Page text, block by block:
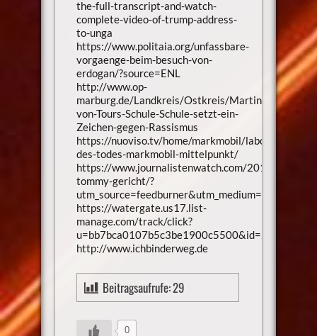
the-full-transcript-and-watch-
complete-video-of-trump-address-
to-unga
https://www.politaia.org/unfassbare-
vorgaenge-beim-besuch-von-
erdogan/?source=ENL
http://www.op-
marburg.de/Landkreis/Ostkreis/Martin-
von-Tours-Schule-Schule-setzt-ein-
Zeichen-gegen-Rassismus
https://nuoviso.tv/home/markmobil/labor-
des-todes-markmobil-mittelpunkt/
https://www.journalistenwatch.com/2018/09/27/
tommy-gericht/?
https://watergate.us17.list-
manage.com/track/click?
http://www.ichbinderweg.de
Beitragsaufrufe:29
0